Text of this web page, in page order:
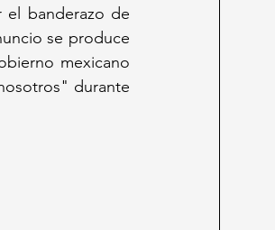
el banderazo de
se produce
mexicano
durante